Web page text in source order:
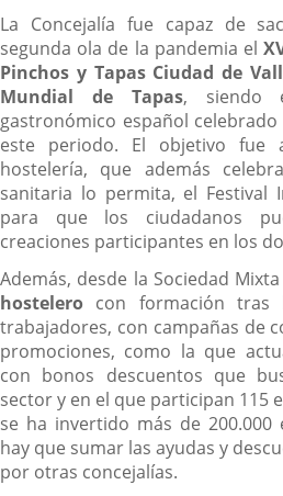
La Concejalía fue capaz de
segunda ola de la pandemia el
Pinchos y Tapas Ciudad de
Mundial de Tapas, siendo
gastronómico español
este periodo. El objetivo fue
hostelería, que además
sanitaria lo permita, el Festival
para que los ciudadanos
creaciones participantes en los
Además, desde la Sociedad
hostelero con formación tras
trabajadores, con campañas de
promociones, como la que
con bonos descuentos que
sector y en el que participan 115
se ha invertido más de
hay que sumar las ayudas y
por otras concejalías.